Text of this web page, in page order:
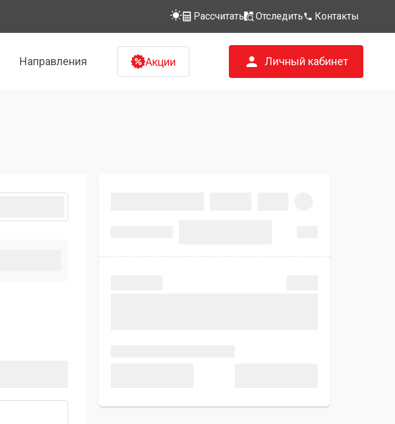
Рассчитать Отследить Контакты
Направления Акции Личный кабинет